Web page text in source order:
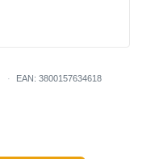
EAN: 3800157634618